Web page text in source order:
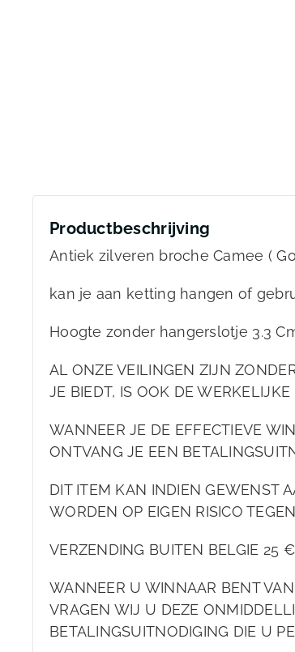
Productbeschrijving
Antiek zilveren broche Camee (
kan je aan ketting hangen of
Hoogte zonder hangerslotje 3.3
AL ONZE VEILINGEN ZIJN
JE BIEDT, IS OOK DE WERKELIJKE
WANNEER JE DE EFFECTIEVE
ONTVANG JE EEN
DIT ITEM KAN INDIEN GEWENST
WORDEN OP EIGEN RISICO
VERZENDING BUITEN BELGIE 25 €
WANNEER U WINNAAR BENT
VRAGEN WIJ U DEZE
BETALINGSUITNODIGING DIE U